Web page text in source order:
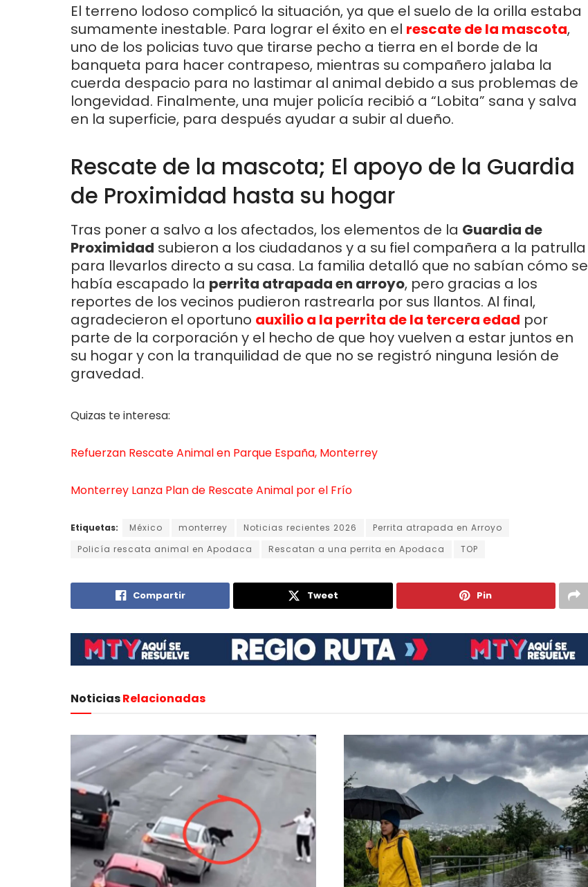
El terreno lodoso complicó la situación, ya que el suelo de la orilla estaba
sumamente inestable. Para lograr el éxito en el rescate de la mascota,
uno de los policias tuvo que tirarse pecho a tierra en el borde de la
banqueta para hacer contrapeso, mientras su compañero jalaba la
cuerda despacio para no lastimar al animal debido a sus problemas de
longevidad. Finalmente, una mujer policía recibió a “Lobita” sana y salva
en la superficie, para después ayudar a subir al dueño.
Rescate de la mascota; El apoyo de la Guardia
de Proximidad hasta su hogar
Tras poner a salvo a los afectados, los elementos de la Guardia de
Proximidad subieron a los ciudadanos y a su fiel compañera a la patrulla
para llevarlos directo a su casa. La familia detalló que no sabían cómo se
había escapado la perrita atrapada en arroyo, pero gracias a los
reportes de los vecinos pudieron rastrearla por sus llantos. Al final,
agradecieron el oportuno auxilio a la perrita de la tercera edad por
parte de la corporación y el hecho de que hoy vuelven a estar juntos en
su hogar y con la tranquilidad de que no se registró ninguna lesión de
gravedad.
Quizas te interesa:
Refuerzan Rescate Animal en Parque España, Monterrey
Monterrey Lanza Plan de Rescate Animal por el Frío
Etiquetas: México monterrey Noticias recientes 2026
Perrita atrapada en Arroyo
Policía rescata animal en Apodaca
Rescatan a una perrita en Apodaca TOP
Compartir Tweet Pin
NoticiasRelacionadas